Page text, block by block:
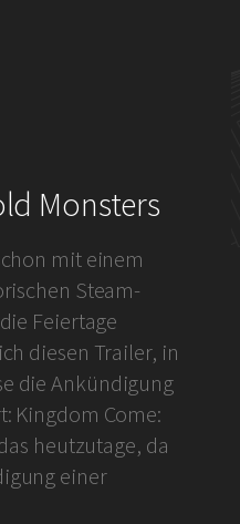
Monsters
mit einem
Steam-
Feiertage
diesen Trailer, in
die Ankündigung
Kingdom Come:
heutzutage, da
einer